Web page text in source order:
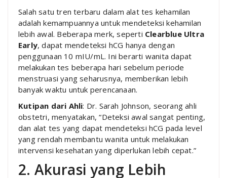
Salah satu tren terbaru dalam alat tes kehamilan
adalah kemampuannya untuk mendeteksi kehamilan
lebih awal. Beberapa merk, seperti Clearblue Ultra
Early, dapat mendeteksi hCG hanya dengan
penggunaan 10 mIU/mL. Ini berarti wanita dapat
melakukan tes beberapa hari sebelum periode
menstruasi yang seharusnya, memberikan lebih
banyak waktu untuk perencanaan.
Kutipan dari Ahli: Dr. Sarah Johnson, seorang ahli
obstetri, menyatakan, “Deteksi awal sangat penting,
dan alat tes yang dapat mendeteksi hCG pada level
yang rendah membantu wanita untuk melakukan
intervensi kesehatan yang diperlukan lebih cepat.”
2. Akurasi yang Lebih